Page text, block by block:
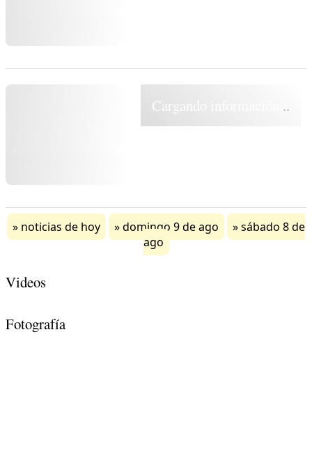
Cargando información...
noticias de hoy domingo 9 de ago
sábado 8 de
ago
Videos
Fotografía